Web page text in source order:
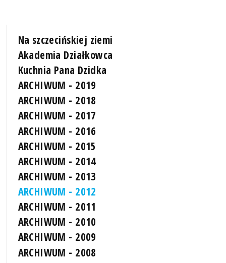
Na szczecińskiej ziemi
Akademia Działkowca
Kuchnia Pana Dzidka
ARCHIWUM - 2019
ARCHIWUM - 2018
ARCHIWUM - 2017
ARCHIWUM - 2016
ARCHIWUM - 2015
ARCHIWUM - 2014
ARCHIWUM - 2013
ARCHIWUM - 2012
ARCHIWUM - 2011
ARCHIWUM - 2010
ARCHIWUM - 2009
ARCHIWUM - 2008